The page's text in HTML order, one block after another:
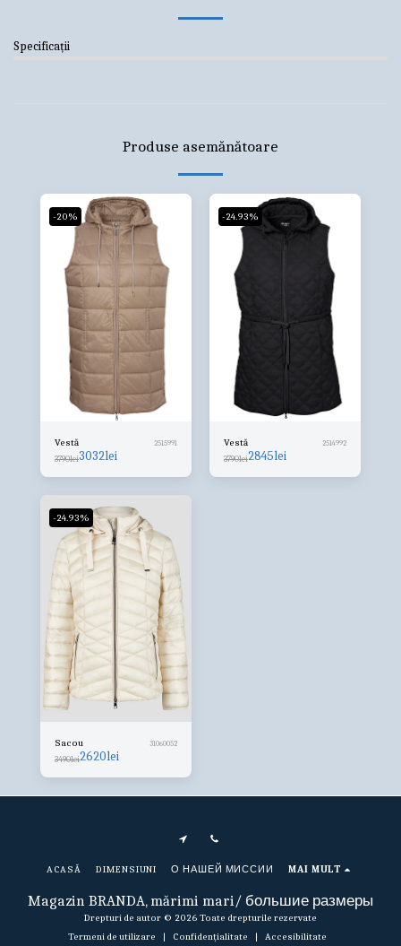
Specificații
Produse asemănătoare
-20%
Vestă 2515991
3790lei3032lei
-24.93%
Vestă 2514992
3790lei2845lei
-24.93%
Sacou 31060052
3490lei2620lei
Magazin BRANDA, mărimi mari/ большие размеры
Drepturi de autor © 2026 Toate drepturile rezervate
Termeni de utilizare | Confidențialitate | Accesibilitate
ACASĂ DIMENSIUNI О НАШЕЙ МИССИИ MAI MULT